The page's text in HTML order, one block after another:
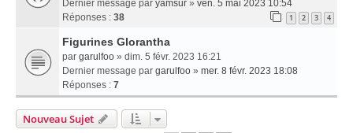
Dernier message par yamsur » ven. 5 mai 2023 10:54
Réponses : 38 1 2 3 4
Figurines Glorantha
par garulfoo » dim. 5 févr. 2023 16:21
Dernier message par garulfoo » mer. 8 févr. 2023 18:08
Réponses : 7
Nouveau Sujet